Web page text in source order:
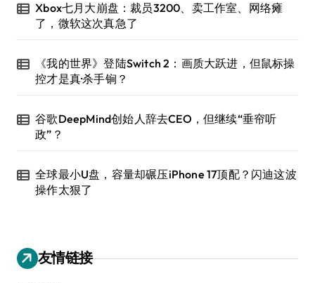
Xbox七月大崩盘：裁员3200、卖工作室、网络瘫
了，微软这次真急了
《我的世界》登陆Switch 2：画质大跃进，但鼠标操
控才是真·杀手锏？
谷歌DeepMind创始人辞去CEO，但继续“垂帘听
政”？
全球最小U盘，容量却碾压iPhone 17顶配？闪迪这波
操作太狠了
友情链接